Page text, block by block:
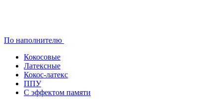
По наполнителю
Кокосовые
Латексные
Кокос-латекс
ППУ
С эффектом памяти